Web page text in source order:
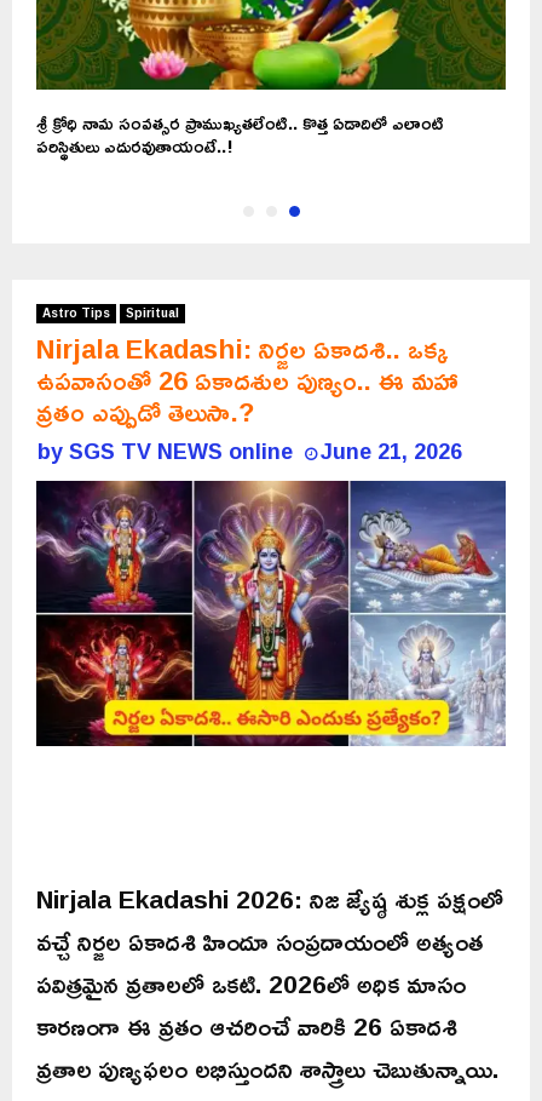
శ్రీ క్రోధి నామ సంవత్సర ప్రాముఖ్యతలేంటి.. కొత్త ఏడాదిలో ఎలాంటి
పరిస్థితులు ఎదురవుతాయంటే..!
Astro Tips Spiritual
Nirjala Ekadashi: నిర్జల ఏకాదశి.. ఒక్క
ఉపవాసంతో 26 ఏకాదశుల పుణ్యం.. ఈ మహా
వ్రతం ఎప్పుడో తెలుసా.?
bySGS TV NEWS online June 21, 2026
Nirjala Ekadashi 2026: నిజ జ్యేష్ఠ శుక్ల పక్షంలో
వచ్చే నిర్జల ఏకాదశి హిందూ సంప్రదాయంలో అత్యంత
పవిత్రమైన వ్రతాలలో ఒకటి. 2026లో అధిక మాసం
కారణంగా ఈ వ్రతం ఆచరించే వారికి 26 ఏకాదశి
వ్రతాల పుణ్యఫలం లభిస్తుందని శాస్త్రాలు చెబుతున్నాయి.